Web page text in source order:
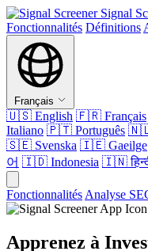
Signal
Fonctionnalités Définitions
Français
🇺🇸 English 🇫🇷 Français
Italiano 🇵🇹 Português
🇸🇪 Svenska 🇮🇪 Gaeilge
어 🇮🇩 Indonesia 🇮🇳
Fonctionnalités Analyse
Apprenez à